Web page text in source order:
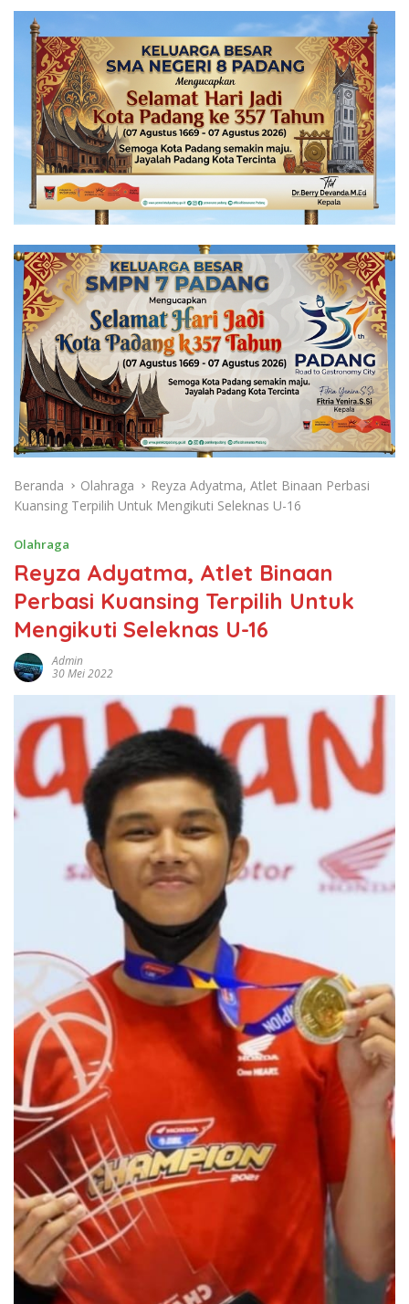
Beranda Olahraga
Reyza Adyatma, Atlet Binaan Perbasi
Kuansing Terpilih Untuk Mengikuti Seleknas U-16
Olahraga
Reyza Adyatma, Atlet Binaan
Perbasi Kuansing Terpilih Untuk
Mengikuti Seleknas U-16
Admin
30 Mei 2022